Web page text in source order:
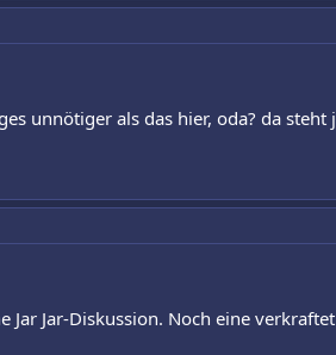
unnötiger als das hier, oda? da steht
Jar Jar-Diskussion. Noch eine